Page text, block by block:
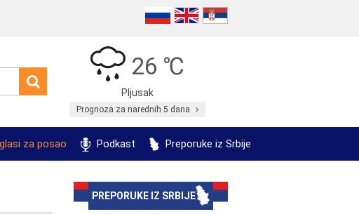
26 ℃
Pljusak
Prognoza za narednih 5 dana
za posao Podkast Preporuke iz Srbije
PREPORUKE IZ SRBIJE